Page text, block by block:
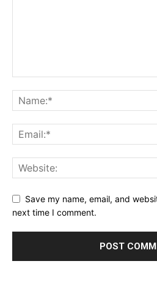
Save my name, email, and
next time I comment.